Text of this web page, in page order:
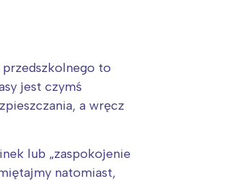
to
jest czymś
a wręcz
lub „zaspokojenie
natomiast,